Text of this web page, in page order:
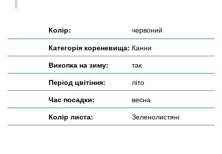
Колір:
червоний
Категорія кореневища: Канни
Викопка на зиму:
так
Період цвітіння:
літо
Час посадки:
весна
Колір листа:
Зеленолистяні